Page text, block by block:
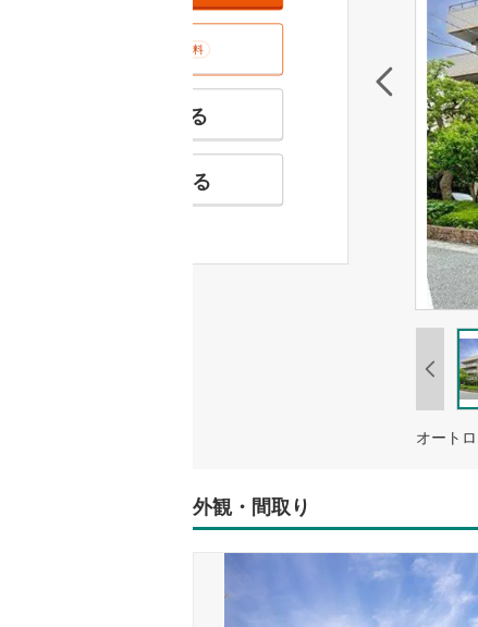
無料
特徴の似た物件を見る
お気に入りに追加する
オート
外観・間取り